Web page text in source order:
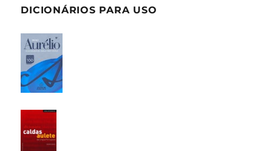
DICIONÁRIOS PARA USO